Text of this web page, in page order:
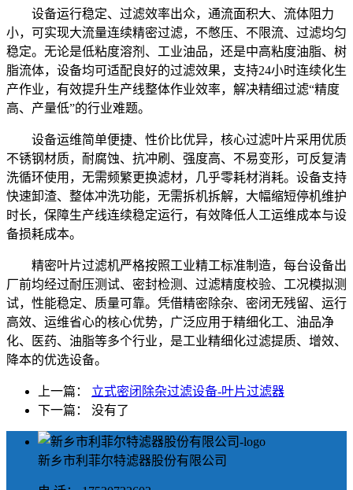
设备运行稳定、过滤效率出众，通流面积大、流体阻力
小，可实现大流量连续精密过滤，不憋压、不限流、过滤均匀
稳定。无论是低粘度溶剂、工业油品，还是中高粘度油脂、树
脂流体，设备均可适配良好的过滤效果，支持24小时连续化生
产作业，有效提升生产线整体作业效率，解决精细过滤“精度
高、产量低”的行业难题。
设备运维简单便捷、性价比优异，核心过滤叶片采用优质
不锈钢材质，耐腐蚀、抗冲刷、强度高、不易变形，可反复清
洗循环使用，无需频繁更换滤材，几乎零耗材消耗。设备支持
快速卸渣、整体冲洗功能，无需拆机拆解，大幅缩短停机维护
时长，保障生产线连续稳定运行，有效降低人工运维成本与设
备损耗成本。
精密叶片过滤机严格按照工业精工标准制造，每台设备出
厂前均经过耐压测试、密封检测、过滤精度校验、工况模拟测
试，性能稳定、质量可靠。凭借精密除杂、密闭无残留、运行
高效、运维省心的核心优势，广泛应用于精细化工、油品净
化、医药、油脂等多个行业，是工业精细化过滤提质、增效、
降本的优选设备。
上一篇： 立式密闭除杂过滤设备-叶片过滤器
下一篇： 没有了
新乡市利菲尔特滤器股份有限公司